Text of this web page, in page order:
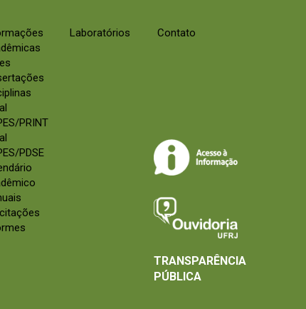
PRINT
PDSE
Laboratórios Contato
TRANSPARÊNCIA
PÚBLICA